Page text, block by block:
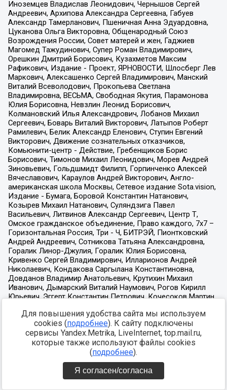
Для повышения удобства сайта мы используем
cookies (подробнее). К сайту подключены
сервисы Yandex.Metrika, LiveInternet, top.mail.ru,
которые также используют файлы cookies
(подробнее).
Я согласен/согласна